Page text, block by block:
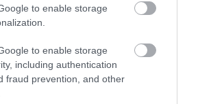
to enable storage
to enable storage
including authentication
fraud prevention, and other